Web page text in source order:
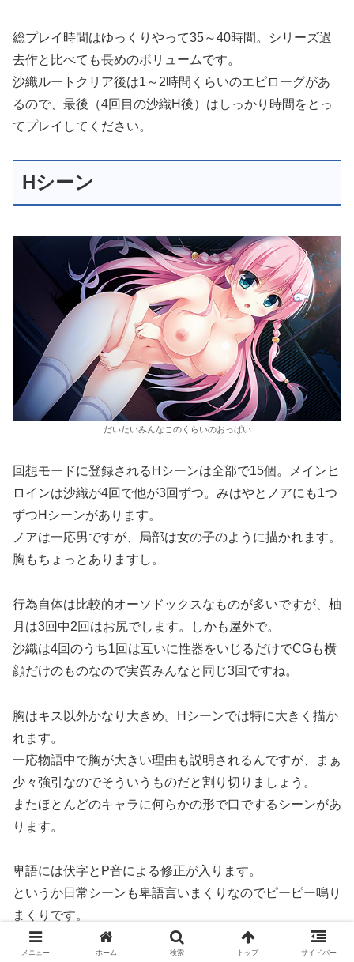
総プレイ時間はゆっくりやって35～40時間。シリーズ過
去作と比べても長めのボリュームです。
沙織ルートクリア後は1～2時間くらいのエピローグがあ
るので、最後（4回目の沙織H後）はしっかり時間をとっ
てプレイしてください。
Hシーン
だいたいみんなこのくらいのおっぱい
回想モードに登録されるHシーンは全部で15個。メインヒ
ロインは沙織が4回で他が3回ずつ。みはやとノアにも1つ
ずつHシーンがあります。
ノアは一応男ですが、局部は女の子のように描かれます。
胸もちょっとありますし。
行為自体は比較的オーソドックスなものが多いですが、柚
月は3回中2回はお尻でします。しかも屋外で。
沙織は4回のうち1回は互いに性器をいじるだけでCGも横
顔だけのものなので実質みんなと同じ3回ですね。
胸はキス以外かなり大きめ。Hシーンでは特に大きく描か
れます。
一応物語中で胸が大きい理由も説明されるんですが、まぁ
少々強引なのでそういうものだと割り切りましょう。
またほとんどのキャラに何らかの形で口でするシーンがあ
ります。
卑語には伏字とP音による修正が入ります。
というか日常シーンも卑語言いまくりなのでピーピー鳴り
まくりです。
メニュー ホーム 検索 トップ サイドバー